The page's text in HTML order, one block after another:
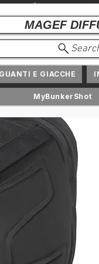
e presso il tuo
MAGEF
GUANTI E GIACCHE
MyBunkerShot